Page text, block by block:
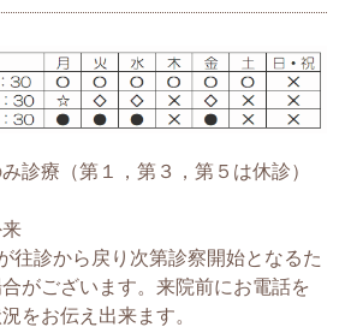
診療（第１，第３，第５は休診）
往診から戻り次第診察開始となるた
がございます。来院前にお電話を
をお伝え出来ます。